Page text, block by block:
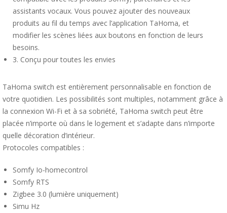
assistants vocaux. Vous pouvez ajouter des nouveaux
produits au fil du temps avec l’application TaHoma, et
modifier les scènes liées aux boutons en fonction de leurs
besoins.
3. Conçu pour toutes les envies
TaHoma switch est entièrement personnalisable en fonction de
votre quotidien. Les possibilités sont multiples, notamment grâce à
la connexion Wi-Fi et à sa sobriété, TaHoma switch peut être
placée n’importe où dans le logement et s’adapte dans n’importe
quelle décoration d’intérieur.
Protocoles compatibles :
Somfy Io-homecontrol
Somfy RTS
Zigbee 3.0 (lumière uniquement)
Simu Hz